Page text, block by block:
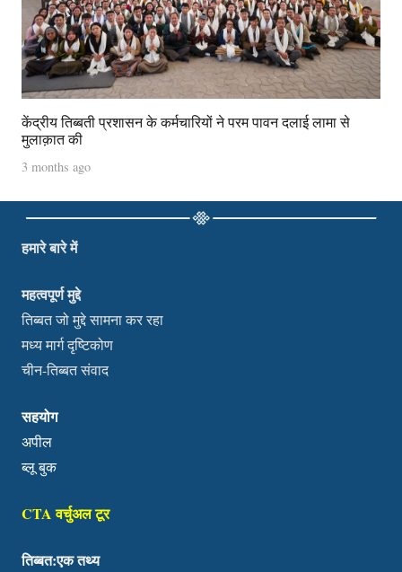
केंद्रीय तिब्बती प्रशासन के कर्मचारियों ने परम पावन दलाई लामा से
मुलाक़ात की
3 months ago
हमारे बारे में
महत्वपूर्ण मुद्दे
तिब्बत जो मुद्दे सामना कर रहा
मध्य मार्ग दृष्टिकोण
चीन-तिब्बत संवाद
सहयोग
अपील
ब्लू बुक
CTA वर्चुअल टूर
तिब्बत:एक तथ्य